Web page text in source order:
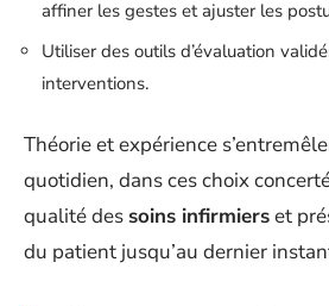
affiner les gestes et ajuster les
Utiliser des outils d’évaluation
interventions.
Théorie et expérience
quotidien, dans ces choix
qualité des soins infirmierset
du patient jusqu’au dernier